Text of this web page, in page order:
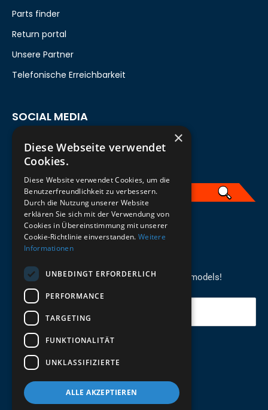
REGISTER FOR THE NEWSLETTER
Stay up to date on newcomers for the latest models!
Your email
Send
Parts finder
Return portal
Unsere Partner
Telefonische Erreichbarkeit
SOCIAL MEDIA
English
×
Diese Webseite verwendet
Cookies.
Diese Website verwendet Cookies, um die
Benutzerfreundlichkeit zu verbessern.
Durch die Nutzung unserer Website
erklären Sie sich mit der Verwendung von
Cookies in Übereinstimmung mit unserer
Cookie-Richtlinie einverstanden. Weitere
Informationen
UNBEDINGT ERFORDERLICH
PERFORMANCE
TARGETING
FUNKTIONALITÄT
UNKLASSIFIZIERTE
ALLE AKZEPTIEREN